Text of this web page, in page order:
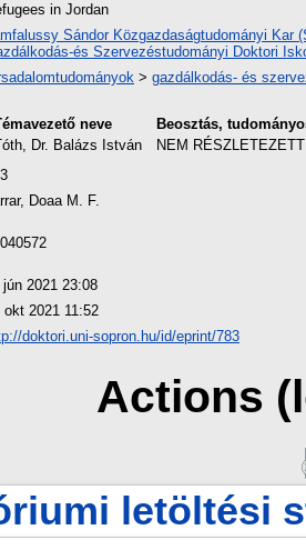
in Jordan
Sándor Közgazdaságtudományi Kar
és Szervezéstudományi Doktori
> gazdálkodás- és
neve
Beosztás,
Dr. Balázs István
NEM RÉSZLETEZETT
Doaa M. F.
jún 2021 23:08
okt 2021 11:52
doktori.uni-sopron.hu/id/eprint/783
Actions
letöltési